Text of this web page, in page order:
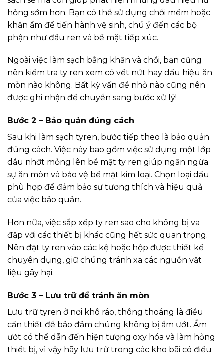
hỏng sớm hơn. Bạn có thể sử dụng chổi mềm hoặc
khăn ẩm để tiến hành vệ sinh, chú ý đến các bộ
phận như đầu ren và bề mặt tiếp xúc.
Ngoài việc làm sạch bằng khăn và chổi, bạn cũng
nên kiểm tra ty ren xem có vết nứt hay dấu hiệu ăn
mòn nào không. Bất kỳ vấn đề nhỏ nào cũng nên
được ghi nhận để chuyển sang bước xử lý!
Bước 2 – Bảo quản đúng cách
Sau khi làm sạch tyren, bước tiếp theo là bảo quản
đúng cách. Việc này bao gồm việc sử dụng một lớp
dầu nhớt mỏng lên bề mặt ty ren giúp ngăn ngừa
sự ăn mòn và bảo vệ bề mặt kim loại. Chọn loại dầu
phù hợp để đảm bảo sự tương thích và hiệu quả
của việc bảo quản.
Hơn nữa, việc sắp xếp ty ren sao cho không bị va
đập với các thiết bị khác cũng hết sức quan trọng.
Nên đặt ty ren vào các kệ hoặc hộp được thiết kế
chuyên dụng, giữ chúng tránh xa các nguồn vật
liệu gây hại.
Bước 3 – Lưu trữ để tránh ăn mòn
Lưu trữ tyren ở nơi khô ráo, thông thoáng là điều
cần thiết để bảo đảm chúng không bị ẩm ướt. Ẩm
ướt có thể dẫn đến hiện tượng oxy hóa và làm hỏng
thiết bị, vì vậy hãy lưu trữ trong các kho bãi có điều